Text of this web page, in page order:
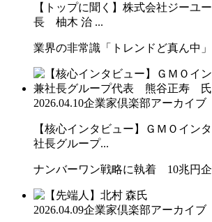
【トップに聞く】株式会社ジーユ
長 柚木 治 ...
業界の非常識「トレンドど真ん中
2026.04.10企業家倶楽部アーカイブ
【核心インタビュー】ＧＭＯイ
社長グループ...
ナンバーワン戦略に執着 10兆円
2026.04.09企業家倶楽部アーカイブ